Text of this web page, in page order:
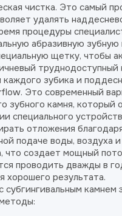
чистка. Это самый
удалять
процедуры
абразивную зубную
щетку, чтобы
труднодоступный
каждого зубика и
Это современный
зубного камня, который
специального
отложения
подаче воды, воздуха
что создает мощный
проводить дважды в
хорошего результата.
субгингивальным камнем